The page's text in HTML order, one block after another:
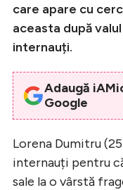
care apare cu
aceasta după
internauți.
Adaugă
Google
Lorena Dumitru
internauți pentru
sale la o vârstă